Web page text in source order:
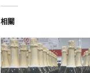
相關